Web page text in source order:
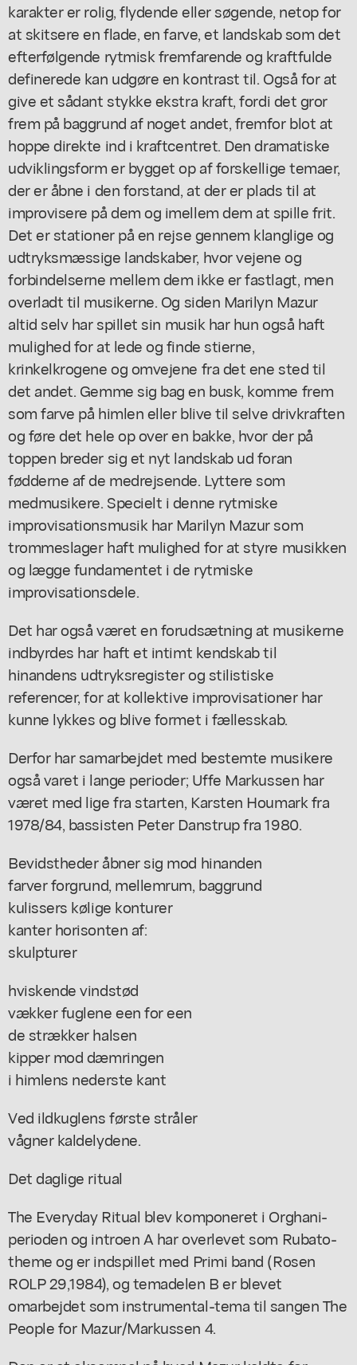
karakter er rolig, flydende eller søgende, netop for
at skitsere en flade, en farve, et landskab som det
efterfølgende rytmisk fremfarende og kraftfulde
definerede kan udgøre en kontrast til. Også for at
give et sådant stykke ekstra kraft, fordi det gror
frem på baggrund af noget andet, fremfor blot at
hoppe direkte ind i kraftcentret. Den dramatiske
udviklingsform er bygget op af forskellige temaer,
der er åbne i den forstand, at der er plads til at
improvisere på dem og imellem dem at spille frit.
Det er stationer på en rejse gennem klanglige og
udtryksmæssige landskaber, hvor vejene og
forbindelserne mellem dem ikke er fastlagt, men
overladt til musikerne. Og siden Marilyn Mazur
altid selv har spillet sin musik har hun også haft
mulighed for at lede og finde stierne,
krinkelkrogene og omvejene fra det ene sted til
det andet. Gemme sig bag en busk, komme frem
som farve på himlen eller blive til selve drivkraften
og føre det hele op over en bakke, hvor der på
toppen breder sig et nyt landskab ud foran
fødderne af de medrejsende. Lyttere som
medmusikere. Specielt i denne rytmiske
improvisationsmusik har Marilyn Mazur som
trommeslager haft mulighed for at styre musikken
og lægge fundamentet i de rytmiske
improvisationsdele.
Det har også været en forudsætning at musikerne
indbyrdes har haft et intimt kendskab til
hinandens udtryksregister og stilistiske
referencer, for at kollektive improvisationer har
kunne lykkes og blive formet i fællesskab.
Derfor har samarbejdet med bestemte musikere
også varet i lange perioder; Uffe Markussen har
været med lige fra starten, Karsten Houmark fra
1978/84, bassisten Peter Danstrup fra 1980.
Bevidstheder åbner sig mod hinanden
farver forgrund, mellemrum, baggrund
kulissers kølige konturer
kanter horisonten af:
skulpturer
hviskende vindstød
vækker fuglene een for een
de strækker halsen
kipper mod dæmringen
i himlens nederste kant
Ved ildkuglens første stråler
vågner kaldelydene.
Det daglige ritual
The Everyday Ritual blev komponeret i Orghani-
perioden og introen A har overlevet som Rubato-
theme og er indspillet med Primi band (Rosen
ROLP 29,1984), og temadelen B er blevet
omarbejdet som instrumental-tema til sangen The
People for Mazur/Markussen 4.